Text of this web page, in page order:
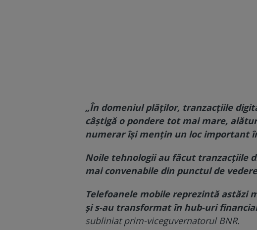
„În domeniul plăților, tranzacțiile
câștigă o pondere tot mai mare,
numerar își mențin un loc important
Noile tehnologii au făcut tranzacțiile
mai convenabile din punctul de
Telefoanele mobile reprezintă astăzi
și s-au transformat în hub-uri
subliniat prim-viceguvernatorul BNR.